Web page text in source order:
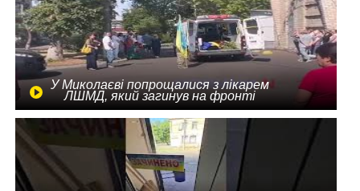
У Миколаєві попрощалися з лікарем
ЛШМД, який загинув на фронті